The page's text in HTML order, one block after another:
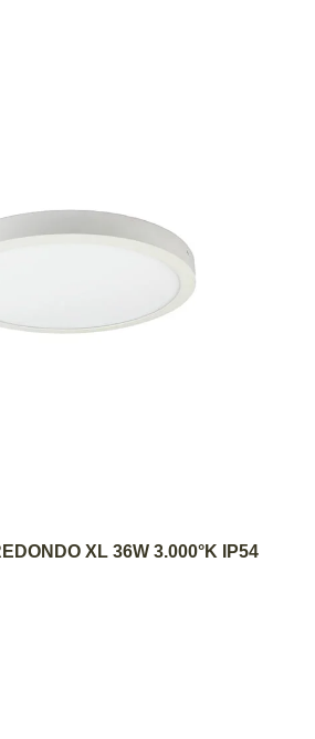
AL CARRITO
XL 36W 3.000°K IP54